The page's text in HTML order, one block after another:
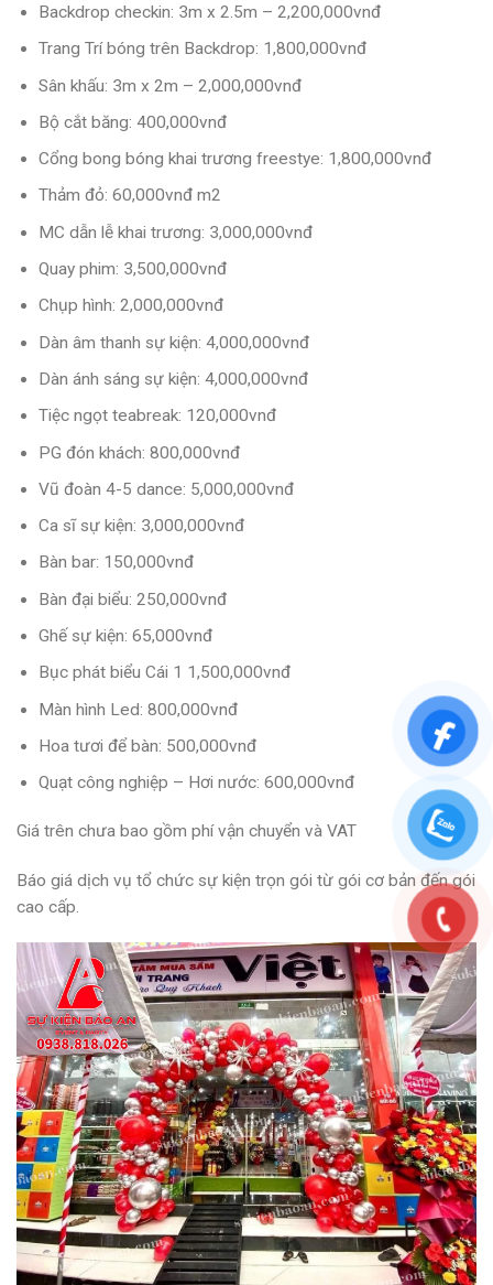
Backdrop checkin: 3m x 2.5m – 2,200,000vnđ
Trang Trí bóng trên Backdrop: 1,800,000vnđ
Sân khấu: 3m x 2m – 2,000,000vnđ
Bộ cắt băng: 400,000vnđ
Cổng bong bóng khai trương freestye: 1,800,000vnđ
Thảm đỏ: 60,000vnđ m2
MC dẫn lễ khai trương: 3,000,000vnđ
Quay phim: 3,500,000vnđ
Chụp hình: 2,000,000vnđ
Dàn âm thanh sự kiện: 4,000,000vnđ
Dàn ánh sáng sự kiện: 4,000,000vnđ
Tiệc ngọt teabreak: 120,000vnđ
PG đón khách: 800,000vnđ
Vũ đoàn 4-5 dance: 5,000,000vnđ
Ca sĩ sự kiện: 3,000,000vnđ
Bàn bar: 150,000vnđ
Bàn đại biểu: 250,000vnđ
Ghế sự kiện: 65,000vnđ
Bục phát biểu Cái 1 1,500,000vnđ
Màn hình Led: 800,000vnđ
Hoa tươi để bàn: 500,000vnđ
Quạt công nghiệp – Hơi nước: 600,000vnđ
Giá trên chưa bao gồm phí vận chuyển và VAT
Báo giá dịch vụ tổ chức sự kiện trọn gói từ gói cơ bản đến gói
cao cấp.